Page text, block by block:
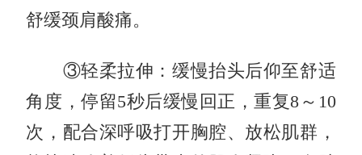
舒缓颈肩酸痛。
③轻柔拉伸：缓慢抬头后仰至舒适
角度，停留5秒后缓慢回正，重复8～10
次，配合深呼吸打开胸腔、放松肌群，